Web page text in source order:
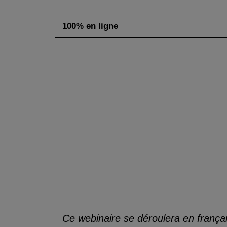
100% en ligne
Ce webinaire se déroulera en